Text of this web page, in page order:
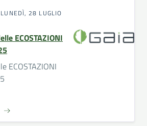
LUNEDÌ, 28 LUGLIO
ECOSTAZIONI
ECOSTAZIONI